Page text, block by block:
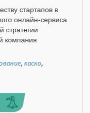
стартапов в
онлайн-сервиса
стратегии
компания
,каско,